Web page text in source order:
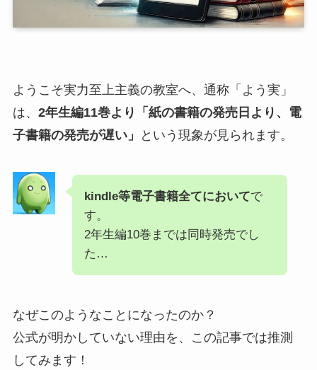
ようこそ実力至上主義の教室へ、通称「よう実」
は、 2年生編11巻より「紙の書籍の発売日より、電
子書籍の発売が遅い」
という現象が見られます。
kindle等電子書籍全てにおいてで
す。
2年生編10巻までは同時発売でし
た…
なぜこのようなことになったのか？
公式が明かしていない理由を、この記事では推測
してみます！